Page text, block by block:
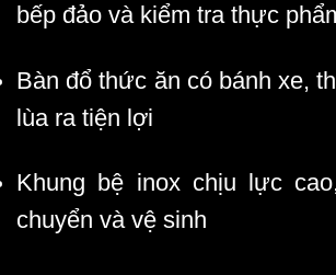
bếp đảo và kiểm tra thực
Bàn đổ thức ăn có bánh xe,
lùa ra tiện lợi
Khung bệ inox chịu lực
chuyển và vệ sinh